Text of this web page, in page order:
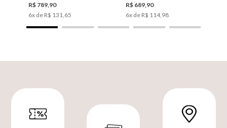
R$ 789 90
6x de R$ 131 65
R$ 689 90
6x de R$ 114, 98